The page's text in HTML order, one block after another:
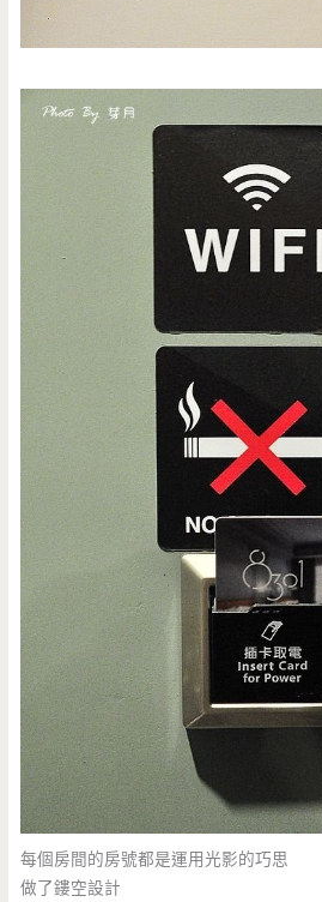
每個房間的房號都是運用光影的巧思
做了鏤空設計